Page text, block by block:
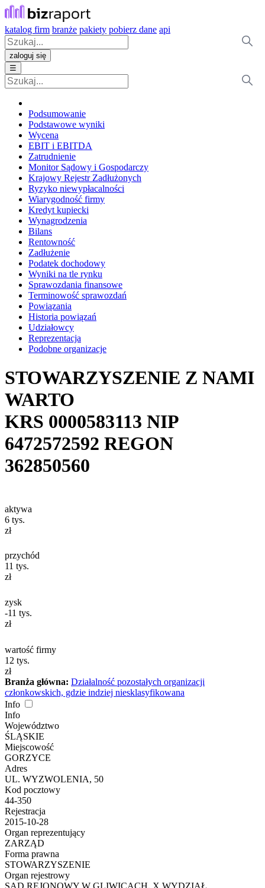
katalog firm branże pakiety pobierz dane api
zaloguj się
☰
Podsumowanie
Podstawowe wyniki
Wycena
EBIT i EBITDA
Zatrudnienie
Monitor Sądowy i Gospodarczy
Krajowy Rejestr Zadłużonych
Ryzyko niewypłacalności
Wiarygodność firmy
Kredyt kupiecki
Wynagrodzenia
Bilans
Rentowność
Zadłużenie
Podatek dochodowy
Wyniki na tle rynku
Sprawozdania finansowe
Terminowość sprawozdań
Powiązania
Historia powiązań
Udziałowcy
Reprezentacja
Podobne organizacje
STOWARZYSZENIE Z NAMI
WARTO
KRS 0000583113 NIP
6472572592 REGON
362850560
aktywa
6 tys.
zł
przychód
11 tys.
zł
zysk
-11 tys.
zł
wartość firmy
12 tys.
zł
Branża główna: Działalność pozostałych organizacji
członkowskich, gdzie indziej niesklasyfikowana
Info
Info
Województwo
ŚLĄSKIE
Miejscowość
GORZYCE
Adres
UL. WYZWOLENIA, 50
Kod pocztowy
44-350
Rejestracja
2015-10-28
Organ reprezentujący
ZARZĄD
Forma prawna
STOWARZYSZENIE
Organ rejestrowy